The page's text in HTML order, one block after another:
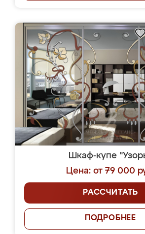
Шкаф-купе
Цена: от 79 000
РАССЧИТАТЬ
ПОДРОБНЕЕ